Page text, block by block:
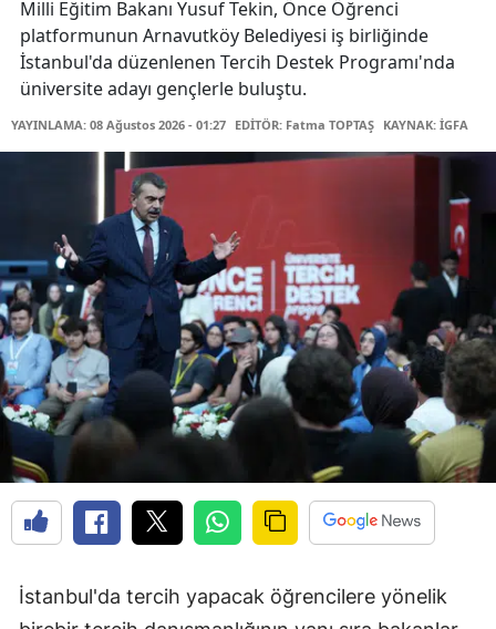
Milli Eğitim Bakanı Yusuf Tekin, Önce Öğrenci
platformunun Arnavutköy Belediyesi iş birliğinde
İstanbul'da düzenlenen Tercih Destek Programı'nda
üniversite adayı gençlerle buluştu.
YAYINLAMA: 08 Ağustos 2026 - 01:27 EDİTÖR: Fatma TOPTAŞ KAYNAK: İGFA
İstanbul'da tercih yapacak öğrencilere yönelik